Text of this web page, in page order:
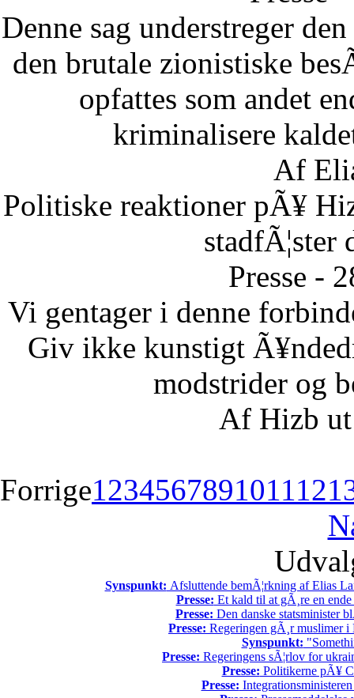
Denne sag understreger
den brutale zionistiske
opfattes som andet
kriminalisere
Af
Politiske reaktioner pÃ¥
Presse -
Vi gentager i denne
Giv ikke kunstigt
modstrider og
Af Hizb
Forrige123456789101112
Synspunkt: Afsluttende bemÃ¦rkning af Elias
Presse: Et kald til at gÃ¸re en
Presse: Den danske statsminister
Presse: Regeringen gÃ¸r muslimer
Synspunkt:
Presse: Regeringens sÃ¦rlov for
Presse: Politikerne pÃ¥
Presse: